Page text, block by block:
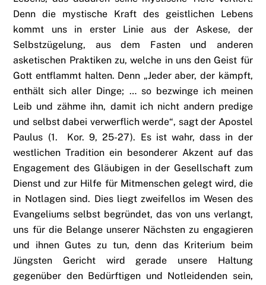
Denn die mystische Kraft des geistlichen Lebens
kommt uns in erster Linie aus der Askese, der
Selbstzügelung, aus dem Fasten und anderen
asketischen Praktiken zu, welche in uns den Geist für
Gott entflammt halten. Denn „Jeder aber, der kämpft,
enthält sich aller Dinge; … so bezwinge ich meinen
Leib und zähme ihn, damit ich nicht andern predige
und selbst dabei verwerflich werde“, sagt der Apostel
Paulus (1. Kor. 9, 25-27). Es ist wahr, dass in der
westlichen Tradition ein besonderer Akzent auf das
Engagement des Gläubigen in der Gesellschaft zum
Dienst und zur Hilfe für Mitmenschen gelegt wird, die
in Notlagen sind. Dies liegt zweifellos im Wesen des
Evangeliums selbst begründet, das von uns verlangt,
uns für die Belange unserer Nächsten zu engagieren
und ihnen Gutes zu tun, denn das Kriterium beim
Jüngsten Gericht wird gerade unsere Haltung
gegenüber den Bedürftigen und Notleidenden sein,